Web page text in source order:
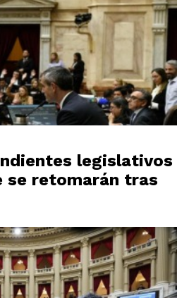
legislativos
se retomarán tras